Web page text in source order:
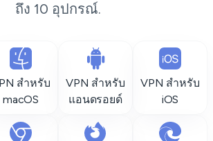
ถึง 10 อุปกรณ์.
สำหรับ
macOS
VPN สำหรับ
แอนดรอยด์
VPN สำหรับ
iOS